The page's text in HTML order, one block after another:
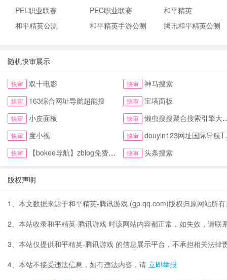
PEL职业联赛
PEC职业联赛
和平精英
和平精英公测
和平精英手游公测 腾讯和平精英公测
随机快审展示
快审 双十电影 快审 神马搜索
快审 163综合网址导航超能搜 快审 宝塔面板
快审 小皮面板 快审 懒虫搜搜聚合搜索引擎大全抖音头条综合搜索
快审 度小视 快审 douyin123网址国际导航TikTok下拉首页
快审 【bokee导航】zblog免费自动收录检查反链 快审 头条搜索
版权声明
1、本文数据来源于和平精英-腾讯游戏 (gp.qq.com)版权归原网站所
2、本站收录和平精英-腾讯游戏 时该网站内容都正常，如失效，请联
3、本站仅提供和平精英-腾讯游戏 的信息展示平台，不承担相关法律
4、本站不接受违法信息，如有违法内容，请 立即举报